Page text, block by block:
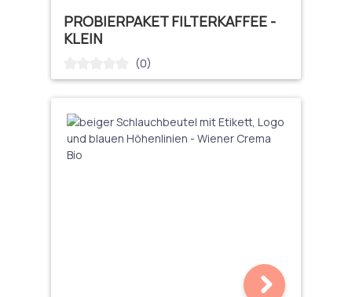
PROBIERPAKET FILTERKAFFEE -
KLEIN
Durchschnittliche Bewertung von 0 von 5 Sternen
(0)